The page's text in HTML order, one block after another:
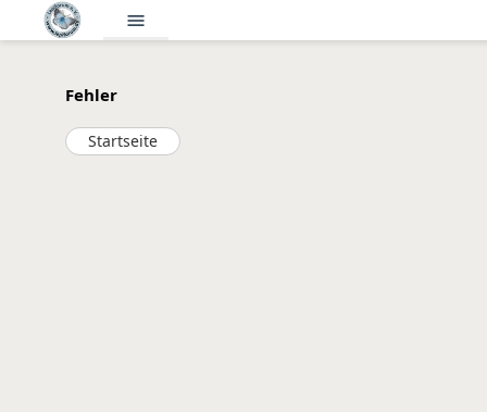
menu
Fehler
Startseite